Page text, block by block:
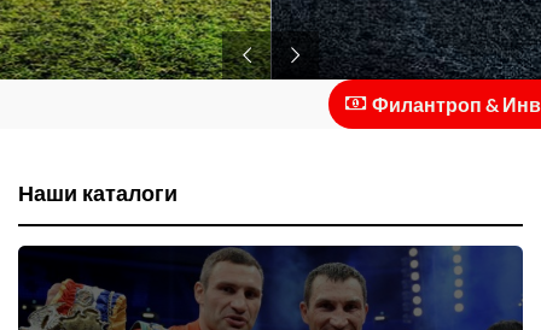
Филантроп &
Наши каталоги